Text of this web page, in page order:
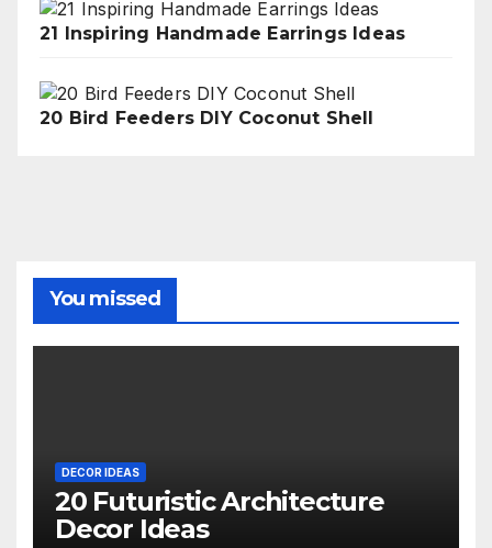
21 Inspiring Handmade Earrings Ideas
20 Bird Feeders DIY Coconut Shell
You missed
DECOR IDEAS
20 Futuristic Architecture
Decor Ideas